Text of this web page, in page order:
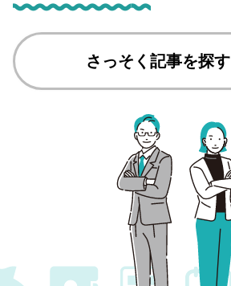
さっそく記事を探す